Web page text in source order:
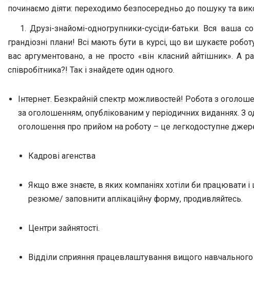
починаємо діяти: переходимо безпосередньо до пошуку та
1. Друзі-знайомі-одногрупники-сусіди-батьки. Вся ваша
грандіозні плани! Всі мають бути в курсі, що ви шукаєте
вас аргументовано, а не просто «він класний айтішник». А
співробітника?! Так і знайдете один одного.
Інтернет. Безкрайній спектр можливостей! Робота з
за оголошенням, опублікованим у періодичних виданнях. З
оголошення про прийом на роботу – це легкодоступне
Кадрові агенства
Якщо вже знаєте, в яких компаніях хотіли би працювати і
резюме/ заповнити аплікаційну форму, продивляйтесь.
Центри зайнятості.
Відділи сприяння працевлаштування вищого